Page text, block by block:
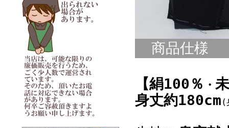
商品仕様
【絹100％ ・
身丈約180cm (